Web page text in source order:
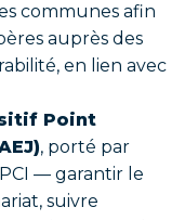
communes afin
auprès des
en lien avec
Point
, porté par
— garantir le
suivre